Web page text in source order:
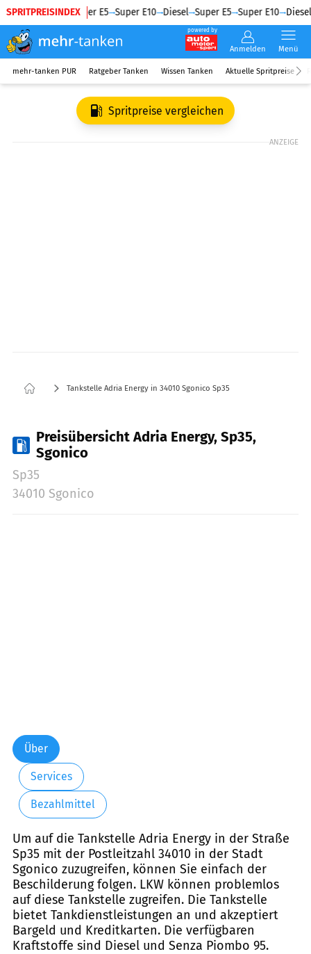
SPRITPREISINDEX
Diesel Super E5 Super E10 Diesel Super E5 Super E10 Diesel
powered by
Anmelden Menü
mehr-tanken PUR Ratgeber Tanken Wissen Tanken Aktuelle Spritpreise
Spritpreise vergleichen
ANZEIGE
Tankstelle Adria Energy in 34010 Sgonico Sp35
Preisübersicht Adria Energy, Sp35,
Sgonico
Sp35
34010 Sgonico
Über
Services
Bezahlmittel
Um auf die Tankstelle Adria Energy in der Straße
Sp35 mit der Postleitzahl 34010 in der Stadt
Sgonico zuzugreifen, können Sie einfach der
Beschilderung folgen. LKW können problemlos
auf diese Tankstelle zugreifen. Die Tankstelle
bietet Tankdienstleistungen an und akzeptiert
Bargeld und Kreditkarten. Die verfügbaren
Kraftstoffe sind Diesel und Senza Piombo 95.